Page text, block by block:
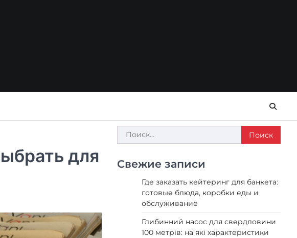
для
Найти:
Свежие записи
Где заказать кейтеринг для банкета:
готовые блюда, коробки еды и
обслуживание
Глибинний насос для свердловини
100 метрів: на які характеристики